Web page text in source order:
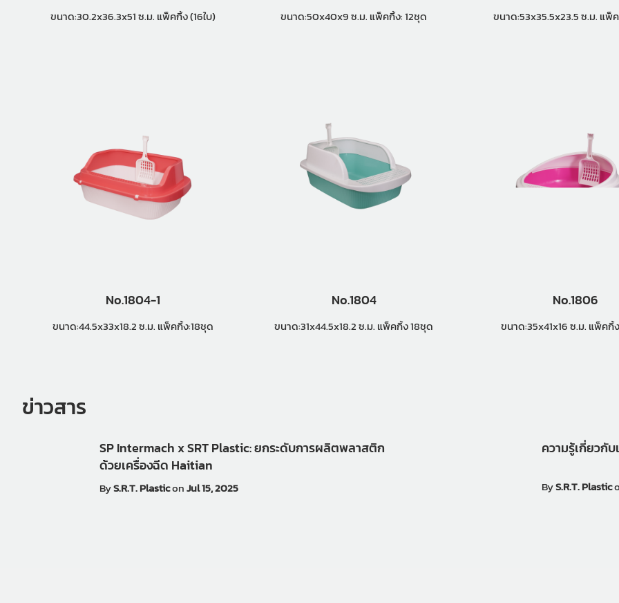
ขนาด:30.2x36.3x51 ซ.ม. แพ็คกิ้ง (16ใบ) ขนาด:50x40x9 ซ.ม. แพ็คกิ้ง: 12ชุด ขนาด
No.1804-1
ขนาด:44.5x33x18.2 ซ.ม. แพ็คกิ้ง:18ชุด
No.1804
ขนาด:31x44.5x18.2 ซ.ม. แพ็คกิ้ง 18ชุด
No.1806
ขนาด
ข่าวสาร
SP Intermach x SRT Plastic: ยกระดับการผลิตพลาสติก
ด้วยเครื่องฉีด Haitian
ByS.R.T. PlasticonJul 15, 2025
ความรู้เกี่ยวกั
ByS.R.T. Plastic